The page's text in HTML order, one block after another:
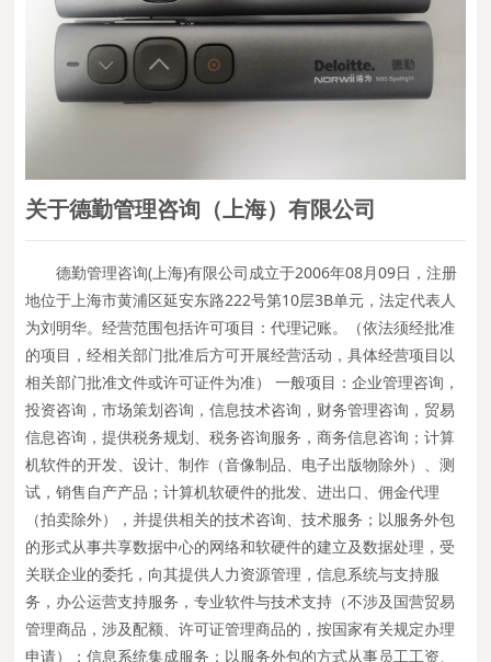
关于德勤管理咨询（上海）有限公司
德勤管理咨询(上海)有限公司成立于2006年08月09日，注册
地位于上海市黄浦区延安东路222号第10层3B单元，法定代表人
为刘明华。经营范围包括许可项目：代理记账。（依法须经批准
的项目，经相关部门批准后方可开展经营活动，具体经营项目以
相关部门批准文件或许可证件为准） 一般项目：企业管理咨询，
投资咨询，市场策划咨询，信息技术咨询，财务管理咨询，贸易
信息咨询，提供税务规划、税务咨询服务，商务信息咨询；计算
机软件的开发、设计、制作（音像制品、电子出版物除外）、测
试，销售自产产品；计算机软硬件的批发、进出口、佣金代理
（拍卖除外），并提供相关的技术咨询、技术服务；以服务外包
的形式从事共享数据中心的网络和软硬件的建立及数据处理，受
关联企业的委托，向其提供人力资源管理，信息系统与支持服
务，办公运营支持服务，专业软件与技术支持（不涉及国营贸易
管理商品，涉及配额、许可证管理商品的，按国家有关规定办理
申请）；信息系统集成服务；以服务外包的方式从事员工工资、